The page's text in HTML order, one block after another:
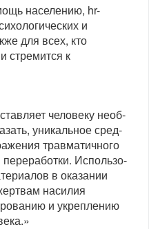
населению, hr-
и
для всех, кто
стремится к
человеку необ­
уникальное сред­
травматичного
переработки. Использо­
в оказании
насилия
и укреплению